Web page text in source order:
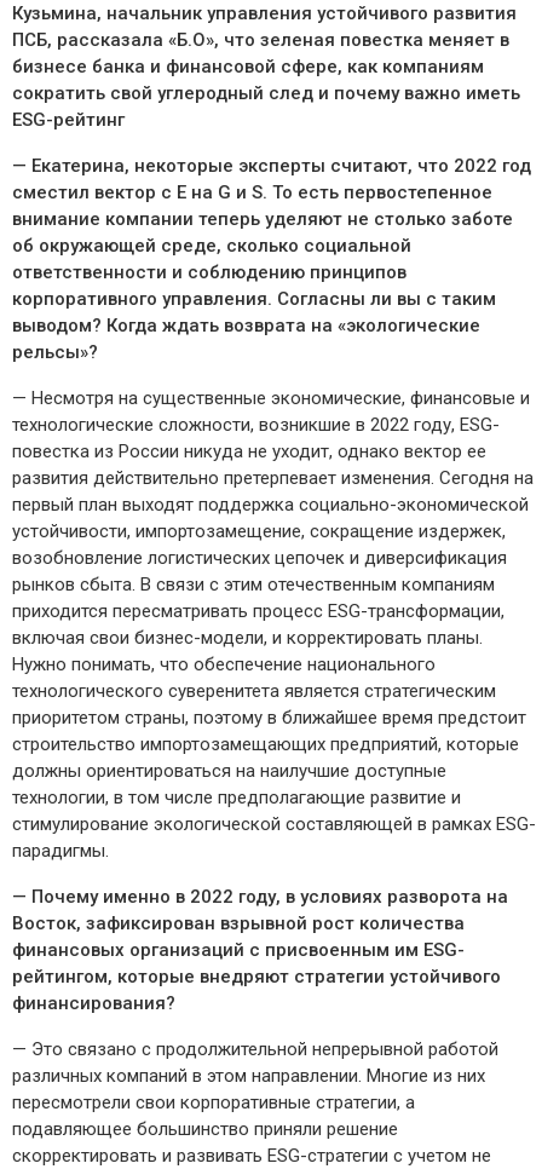
Кузьмина, начальник управления устойчивого развития
ПСБ, рассказала «Б.О», что зеленая повестка меняет в
бизнесе банка и финансовой сфере, как компаниям
сократить свой углеродный след и почему важно иметь
ESG-рейтинг
— Екатерина, некоторые эксперты считают, что 2022 год
сместил вектор с E на G и S. То есть первостепенное
внимание компании теперь уделяют не столько заботе
об окружающей среде, сколько социальной
ответственности и соблюдению принципов
корпоративного управления. Согласны ли вы с таким
выводом? Когда ждать возврата на «экологические
рельсы»?
— Несмотря на существенные экономические, финансовые и
технологические сложности, возникшие в 2022 году, ESG-
повестка из России никуда не уходит, однако вектор ее
развития действительно претерпевает изменения. Сегодня на
первый план выходят поддержка социально-экономической
устойчивости, импортозамещение, сокращение издержек,
возобновление логистических цепочек и диверсификация
рынков сбыта. В связи с этим отечественным компаниям
приходится пересматривать процесс ESG-трансформации,
включая свои бизнес-модели, и корректировать планы.
Нужно понимать, что обеспечение национального
технологического суверенитета является стратегическим
приоритетом страны, поэтому в ближайшее время предстоит
строительство импортозамещающих предприятий, которые
должны ориентироваться на наилучшие доступные
технологии, в том числе предполагающие развитие и
стимулирование экологической составляющей в рамках ESG-
парадигмы.
— Почему именно в 2022 году, в условиях разворота на
Восток, зафиксирован взрывной рост количества
финансовых организаций с присвоенным им ESG-
рейтингом, которые внедряют стратегии устойчивого
финансирования?
— Это связано с продолжительной непрерывной работой
различных компаний в этом направлении. Многие из них
пересмотрели свои корпоративные стратегии, а
подавляющее большинство приняли решение
скорректировать и развивать ESG-стратегии с учетом не